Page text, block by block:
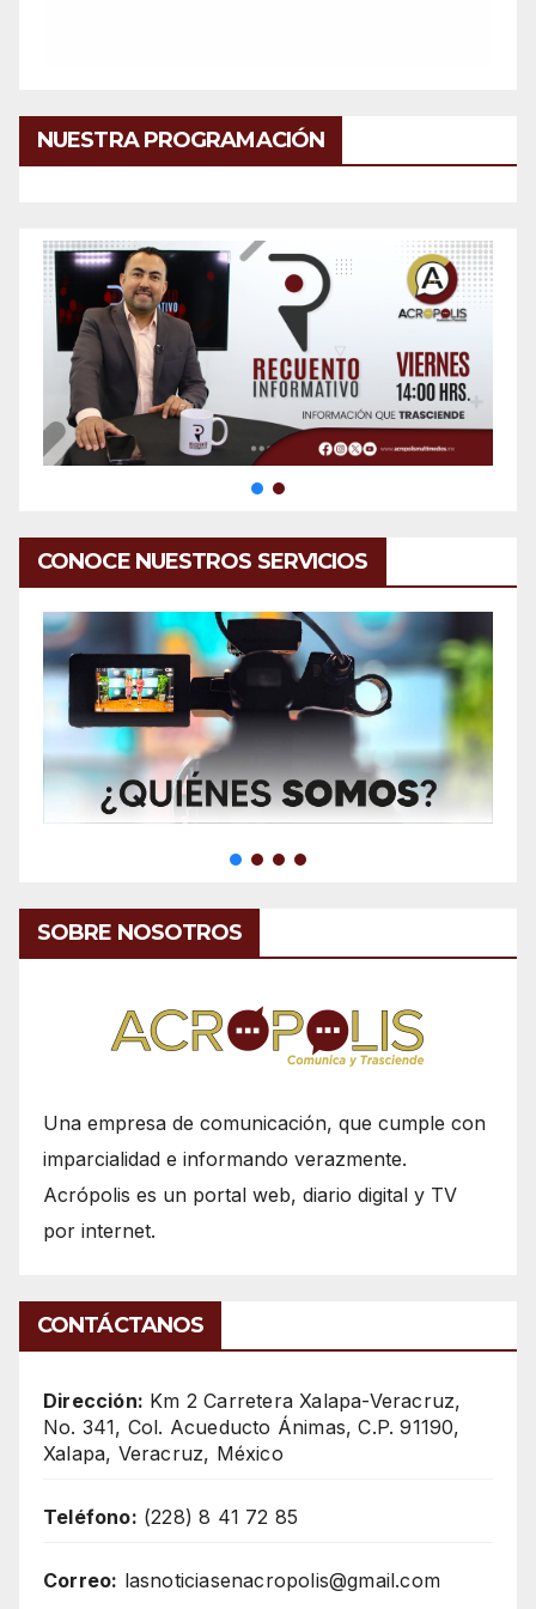
NUESTRA PROGRAMACIÓN
CONOCE NUESTROS SERVICIOS
SOBRE NOSOTROS
Una empresa de comunicación, que cumple con
imparcialidad e informando verazmente.
Acrópolis es un portal web, diario digital y TV
por internet.
CONTÁCTANOS
Dirección: Km 2 Carretera Xalapa-Veracruz,
No. 341, Col. Acueducto Ánimas, C.P. 91190,
Xalapa, Veracruz, México
Teléfono: (228) 8 41 72 85
Correo: lasnoticiasenacropolis@gmail.com